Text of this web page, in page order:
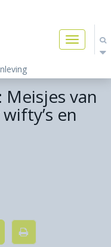
Toggle
navigation
van
en